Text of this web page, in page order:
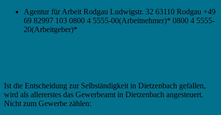
Agentur für Arbeit Rodgau Ludwigstr. 32 63110 Rodgau +49
69 82997 103 0800 4 5555-00(Arbeitnehmer)* 0800 4 5555-
20(Arbeitgeber)*
Ist die Entscheidung zur Selbständigkeit in Dietzenbach gefallen,
wird als allererstes das Gewerbeamt in Dietzenbach angesteuert.
Nicht zum Gewerbe zählen: